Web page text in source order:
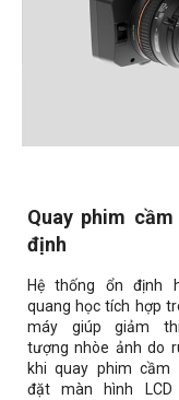
Quay phim
định
Hệ thống ổn định
quang học tích hợp
máy giúp giảm
tượng nhòe ảnh do
khi quay phim cầm
đặt màn hình LCD